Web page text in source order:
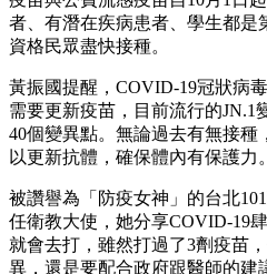
者、有潛在疾病患者、學生都是
資格民眾盡快接種。
黃振國提醒，COVID-19冠狀病
需要更新疫苗，目前流行的
40個變異點。無論過去有無接種
以更新抗體，確保體內有保護力。
被讚譽為「防疫女神」的台北
任衛教大使，她分享COVID-19
就會去打，雖然打過了3劑疫苗
異，還是要配合政府跟醫師的建